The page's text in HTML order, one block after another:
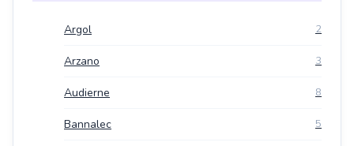
Argol 2
Arzano 3
Audierne 8
Bannalec 5